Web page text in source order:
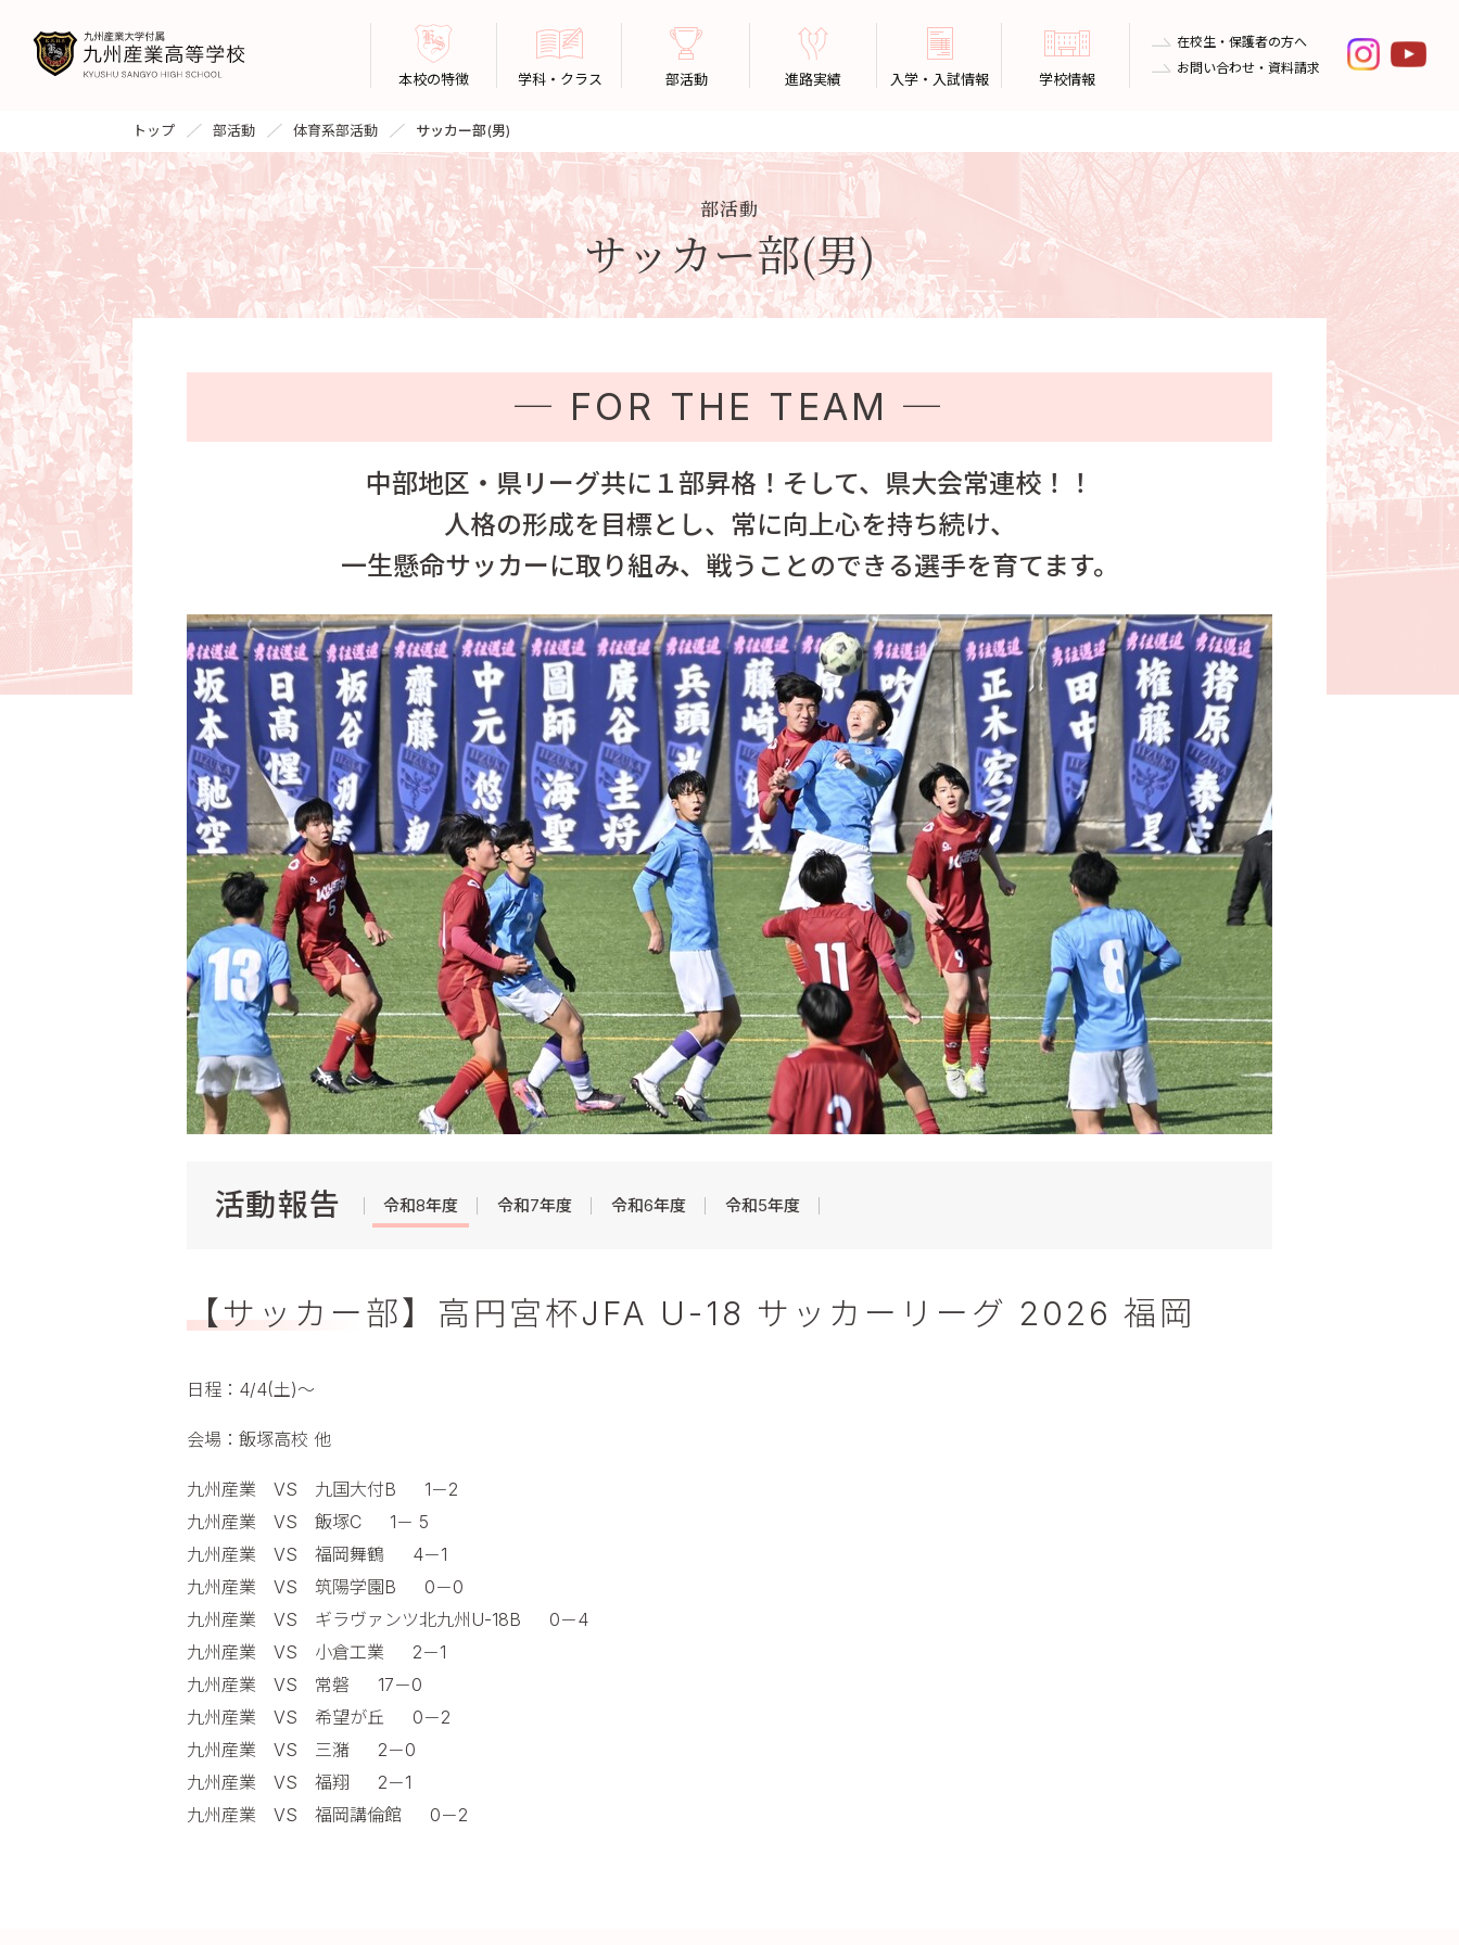
本校の特徴 学科・クラス 部活動 進路実績 入学・入試情報 学校情報
在校生・保護者の方へ
お問い合わせ・資料請求
トップ 部活動 体育系部活動 サッカー部(男)
部活動
サッカー部(男)
─ FOR THE TEAM ─
中部地区・県リーグ共に１部昇格！そして、県大会常連校！！
人格の形成を目標とし、常に向上心を持ち続け、
一生懸命サッカーに取り組み、戦うことのできる選手を育てます。
活動報告 令和8年度 令和7年度 令和6年度 令和5年度
【サッカー部】高円宮杯JFA U-18 サッカーリーグ 2026 福岡
日程：4/4(土)～
会場：飯塚高校 他
九州産業 VS 九国大付B 1－2
九州産業 VS 飯塚C 1－ 5
九州産業 VS 福岡舞鶴 4－1
九州産業 VS 筑陽学園B 0－0
九州産業 VS ギラヴァンツ北九州U-18B 0－4
九州産業 VS 小倉工業 2－1
九州産業 VS 常磐 17－0
九州産業 VS 希望が丘 0－2
九州産業 VS 三潴 2－0
九州産業 VS 福翔 2－1
九州産業 VS 福岡講倫館 0－2